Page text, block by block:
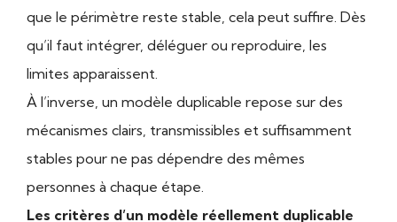
que le périmètre reste stable, cela peut suffire. Dès
qu’il faut intégrer, déléguer ou reproduire, les
limites apparaissent.
À l’inverse, un modèle duplicable repose sur des
mécanismes clairs, transmissibles et suffisamment
stables pour ne pas dépendre des mêmes
personnes à chaque étape.
Les critères d’un modèle réellement duplicable